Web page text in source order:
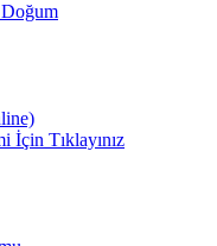
Doğum
Tıklayınız